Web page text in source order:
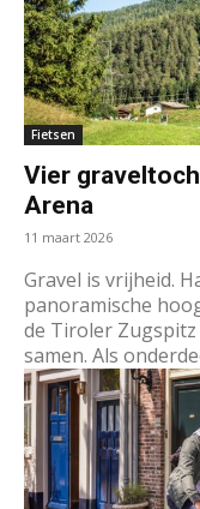
Fietsen
Vier
Arena
11 maart 2026
Gravel is vrijheid.
panoramische
de Tiroler
samen. Als